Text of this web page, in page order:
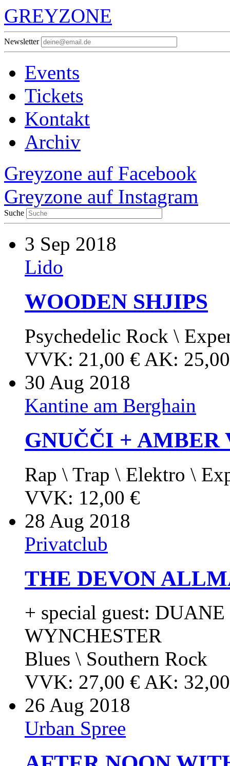
GREYZONE
Newsletter
Events
Tickets
Kontakt
Archiv
Greyzone auf Facebook
Greyzone auf Instagram
Suche
3 Sep 2018
Lido
WOODEN SHJIPS
Psychedelic Rock \
VVK: 21,00 € AK:
30 Aug 2018
Kantine am Berghain
GNUČČI + AMBER
Rap \ Trap \ Elektro \
VVK: 12,00 €
28 Aug 2018
Privatclub
THE DEVON
+ special guest:
WYNCHESTER
Blues \ Southern Rock
VVK: 27,00 € AK:
26 Aug 2018
Urban Spree